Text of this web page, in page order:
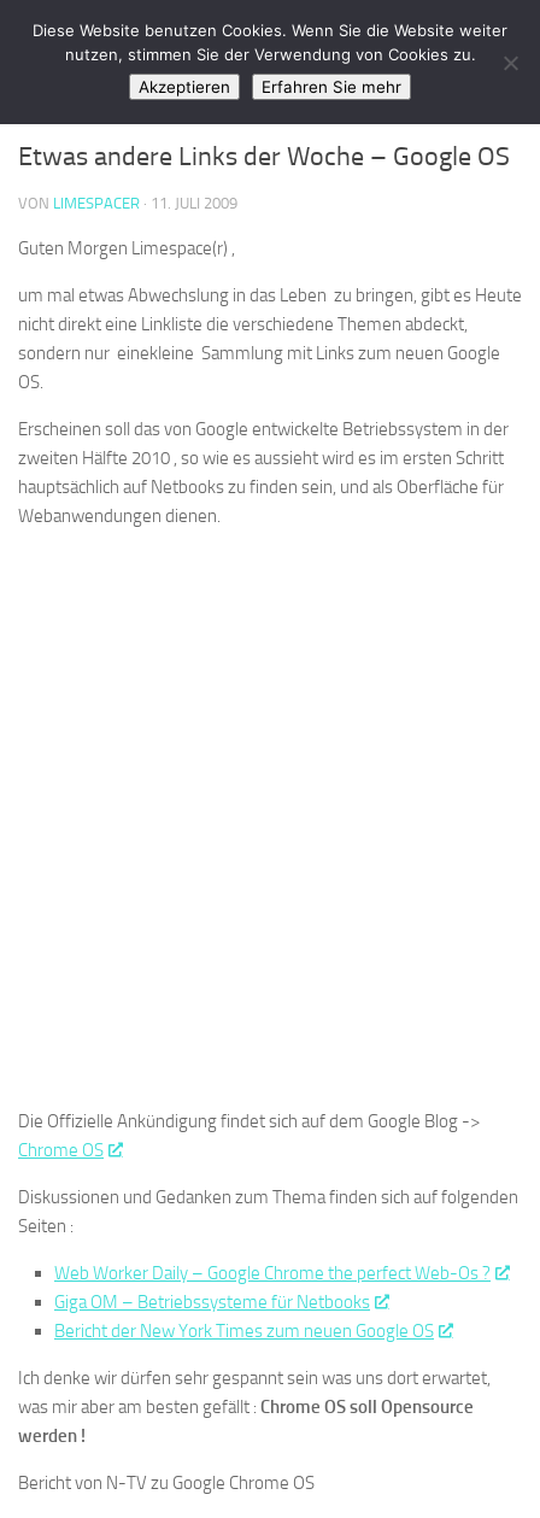
Zum Inhalt springen
LimeSpace - IT
Etwas andere Links der Woche – Google OS
VON LIMESPACER · 11. JULI 2009
Guten Morgen Limespace(r) ,
um mal etwas Abwechslung in das Leben zu bringen, gibt es Heute
nicht direkt eine Linkliste die verschiedene Themen abdeckt,
sondern nur einekleine Sammlung mit Links zum neuen Google
OS.
Erscheinen soll das von Google entwickelte Betriebssystem in der
zweiten Hälfte 2010 , so wie es aussieht wird es im ersten Schritt
hauptsächlich auf Netbooks zu finden sein, und als Oberfläche für
Webanwendungen dienen.
Die Offizielle Ankündigung findet sich auf dem Google Blog ->
Chrome OS
Diskussionen und Gedanken zum Thema finden sich auf folgenden
Seiten :
Web Worker Daily – Google Chrome the perfect Web-Os ?
Giga OM – Betriebssysteme für Netbooks
Bericht der New York Times zum neuen Google OS
Ich denke wir dürfen sehr gespannt sein was uns dort erwartet,
was mir aber am besten gefällt : Chrome OS soll Opensource
werden !
Bericht von N-TV zu Google Chrome OS
Diese Website benutzen Cookies. Wenn Sie die Website weiter
nutzen, stimmen Sie der Verwendung von Cookies zu.
Akzeptieren
Erfahren Sie mehr